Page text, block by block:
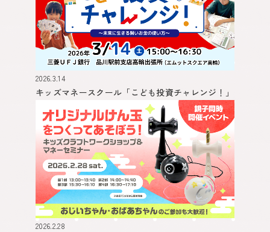
2026.3.14
キッズマネースクール 「こども投資チャレンジ！」
2026.2.28